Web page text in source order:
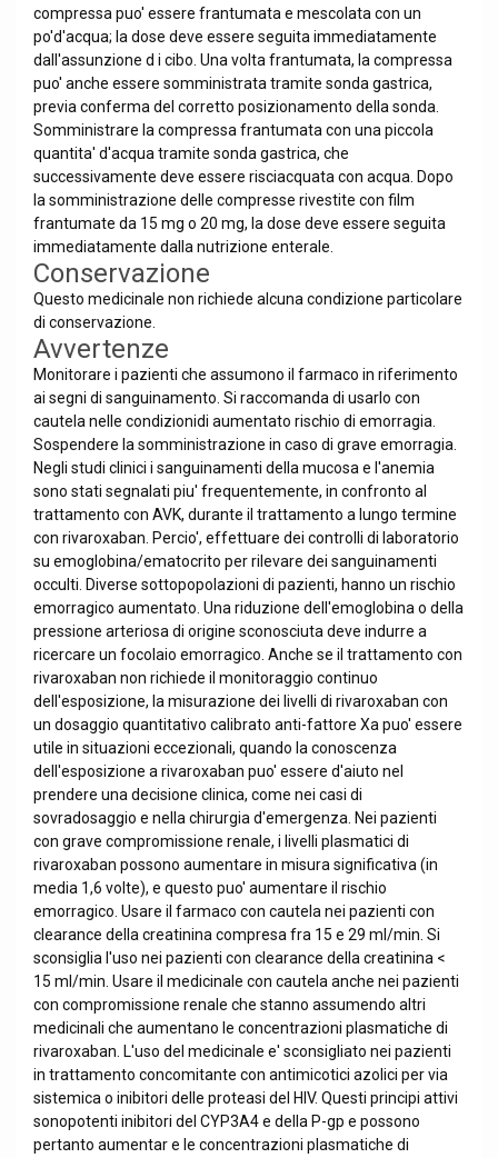
compressa puo' essere frantumata e mescolata con un
po'd'acqua; la dose deve essere seguita immediatamente
dall'assunzione d i cibo. Una volta frantumata, la compressa
puo' anche essere somministrata tramite sonda gastrica,
previa conferma del corretto posizionamento della sonda.
Somministrare la compressa frantumata con una piccola
quantita' d'acqua tramite sonda gastrica, che
successivamente deve essere risciacquata con acqua. Dopo
la somministrazione delle compresse rivestite con film
frantumate da 15 mg o 20 mg, la dose deve essere seguita
immediatamente dalla nutrizione enterale.
Conservazione
Questo medicinale non richiede alcuna condizione particolare
di conservazione.
Avvertenze
Monitorare i pazienti che assumono il farmaco in riferimento
ai segni di sanguinamento. Si raccomanda di usarlo con
cautela nelle condizionidi aumentato rischio di emorragia.
Sospendere la somministrazione in caso di grave emorragia.
Negli studi clinici i sanguinamenti della mucosa e l'anemia
sono stati segnalati piu' frequentemente, in confronto al
trattamento con AVK, durante il trattamento a lungo termine
con rivaroxaban. Percio', effettuare dei controlli di laboratorio
su emoglobina/ematocrito per rilevare dei sanguinamenti
occulti. Diverse sottopopolazioni di pazienti, hanno un rischio
emorragico aumentato. Una riduzione dell'emoglobina o della
pressione arteriosa di origine sconosciuta deve indurre a
ricercare un focolaio emorragico. Anche se il trattamento con
rivaroxaban non richiede il monitoraggio continuo
dell'esposizione, la misurazione dei livelli di rivaroxaban con
un dosaggio quantitativo calibrato anti-fattore Xa puo' essere
utile in situazioni eccezionali, quando la conoscenza
dell'esposizione a rivaroxaban puo' essere d'aiuto nel
prendere una decisione clinica, come nei casi di
sovradosaggio e nella chirurgia d'emergenza. Nei pazienti
con grave compromissione renale, i livelli plasmatici di
rivaroxaban possono aumentare in misura significativa (in
media 1,6 volte), e questo puo' aumentare il rischio
emorragico. Usare il farmaco con cautela nei pazienti con
clearance della creatinina compresa fra 15 e 29 ml/min. Si
sconsiglia l'uso nei pazienti con clearance della creatinina <
15 ml/min. Usare il medicinale con cautela anche nei pazienti
con compromissione renale che stanno assumendo altri
medicinali che aumentano le concentrazioni plasmatiche di
rivaroxaban. L'uso del medicinale e' sconsigliato nei pazienti
in trattamento concomitante con antimicotici azolici per via
sistemica o inibitori delle proteasi del HIV. Questi principi attivi
sonopotenti inibitori del CYP3A4 e della P-gp e possono
pertanto aumentar e le concentrazioni plasmatiche di